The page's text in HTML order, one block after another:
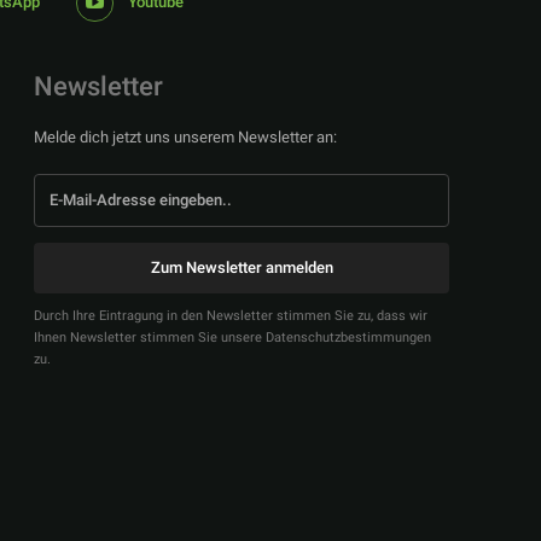
Newsletter
Melde dich jetzt uns unserem Newsletter an:
Zum Newsletter anmelden
Durch Ihre Eintragung in den Newsletter stimmen Sie zu, dass wir
Ihnen Newsletter stimmen Sie unsere Datenschutzbestimmungen
zu.